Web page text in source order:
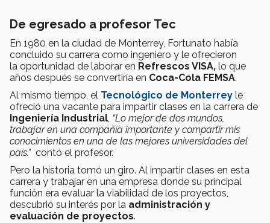
De egresado a profesor Tec
En 1980 en la ciudad de Monterrey, Fortunato había
concluido su carrera como ingeniero y le ofrecieron
la oportunidad de laborar en Refrescos VISA, lo que
años después se convertiría en Coca-Cola FEMSA.
Al mismo tiempo, el Tecnológico de Monterrey le
ofreció una vacante para impartir clases en la carrera de
Ingeniería Industrial, “Lo mejor de dos mundos,
trabajar en una compañía importante y compartir mis
conocimientos en una de las mejores universidades del
país.” contó el profesor.
Pero la historia tomó un giro. Al impartir clases en esta
carrera y trabajar en una empresa donde su principal
función era evaluar la viabilidad de los proyectos,
descubrió su interés por la administración y
evaluación de proyectos.